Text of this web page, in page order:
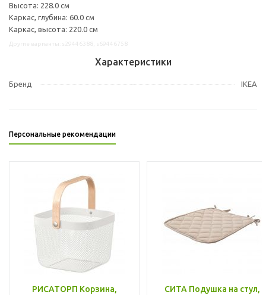
Высота: 228.0 см
Каркас, глубина: 60.0 см
Каркас, высота: 220.0 см
Характеристики
Бренд IKEA
Персональные рекомендации
РИСАТОРП Корзина,
СИТА Подушка на стул,